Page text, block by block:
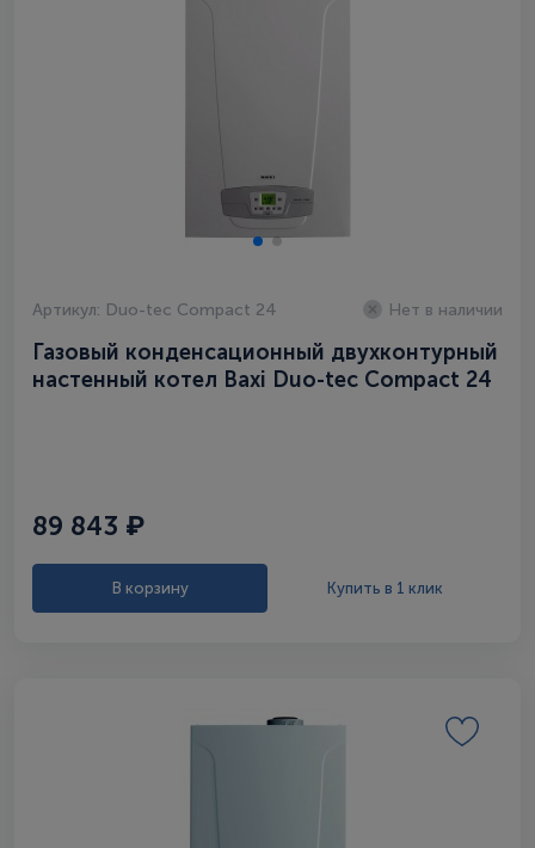
Артикул: Duo-tec Compact 24 Нет в наличии
Газовый конденсационный двухконтурный
настенный котел Baxi Duo-tec Compact 24
89 843 ₽
В корзину Купить в 1 клик